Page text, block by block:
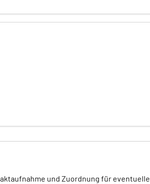
und Zuordnung für eventuelle